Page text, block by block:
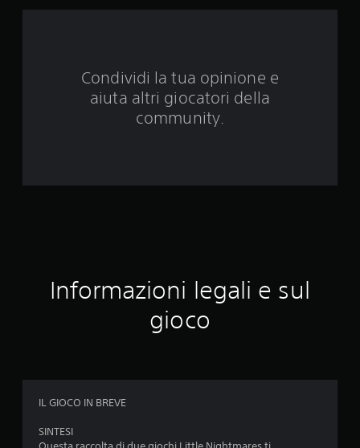
a
t
Condividi la tua opinione e
aiuta altri giocatori della
community.
Informazioni legali e sul
gioco
IL GIOCO IN BREVE
SINTESI